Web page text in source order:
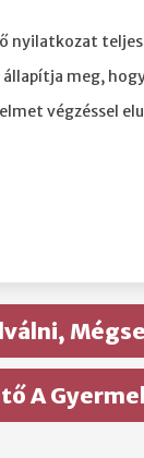
nyilatkozat
meg,
végzéssel
A